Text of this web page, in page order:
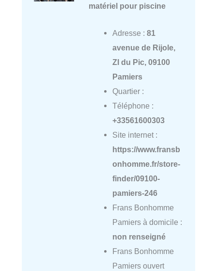
matériel pour piscine
Adresse : 81
avenue de Rijole,
ZI du Pic, 09100
Pamiers
Quartier :
Téléphone :
+33561600303
Site internet :
https://www.fransb
onhomme.fr/store-
finder/09100-
pamiers-246
Frans Bonhomme
Pamiers à domicile :
non renseigné
Frans Bonhomme
Pamiers ouvert